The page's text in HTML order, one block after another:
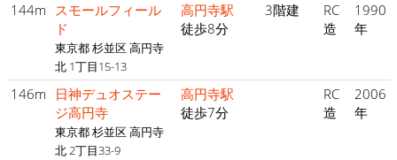
144m スモールフィール
ド
東京都 杉並区 高円寺
北 1丁目15-13
高円寺駅
徒歩8分
3階建
RC
造
1990
年
146m
日神デュオステー
ジ高円寺
東京都 杉並区 高円寺
北 2丁目33-9
高円寺駅
徒歩7分
RC
造
2006
年